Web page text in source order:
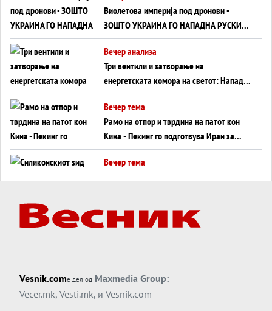
Виолетова империја под дронови -
ЗОШТО УКРАИНА ГО НАПАДНА РУСКИОТ
WILDBERRIES
Вечер анализа
Три вентили и затворање на
енергетската комора на светот: Нападот
во Суец најавува глобален енергетски
инфаркт?
Вечер тема
Рамо на отпор и тврдина на патот кон
Кина - Пекинг го подготвува Иран за
американска копнена инвазија
Вечер тема
Вечер тема
Трамп тврди дека повторно „разговара“
Вечер тема
ДЛАБОКО УДОЛУ: Сметководствените
трикови што го соборија ЕНРОН ги
Vesnik.comе дел од Maxmedia Group:
Vecer.mk, Vesti.mk, и Vesnik.com